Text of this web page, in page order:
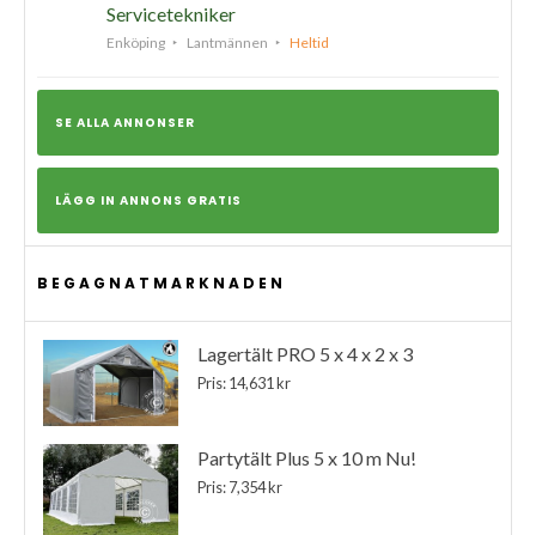
Servicetekniker
Enköping Lantmännen Heltid
SE ALLA ANNONSER
LÄGG IN ANNONS GRATIS
BEGAGNATMARKNADEN
Lagertält PRO 5 x 4 x 2 x 3
Pris: 14,631 kr
Partytält Plus 5 x 10 m Nu!
Pris: 7,354 kr